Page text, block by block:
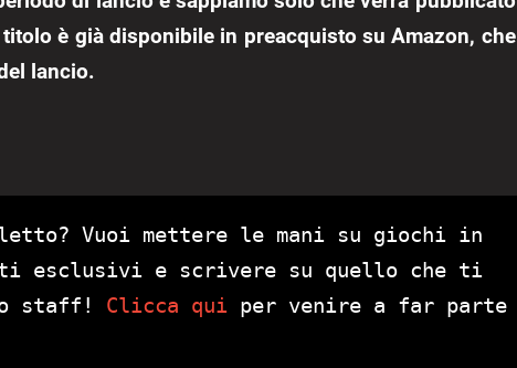
è già disponibile in preacquisto su Amazon, che
lancio.
Vuoi mettere le mani su giochi in
esclusivi e scrivere su quello che ti
staff! Clicca qui per venire a far parte